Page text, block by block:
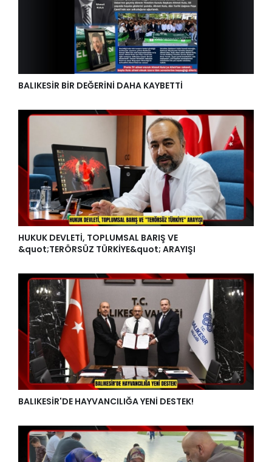
BALIKESİR BİR DEĞERİNİ DAHA KAYBETTİ
HUKUK DEVLETİ, TOPLUMSAL BARIŞ VE
&quot;TERÖRSÜZ TÜRKİYE&quot; ARAYIŞI
BALIKESİR'DE HAYVANCILIĞA YENİ DESTEK!